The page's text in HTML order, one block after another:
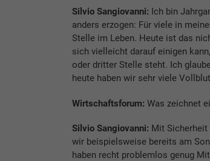
Silvio Sangiovanni: Ich bin
anders erzogen: Für viele in
Stelle im Leben. Heute ist das
sich vielleicht darauf einigen
oder dritter Stelle steht. Ich
heute haben wir sehr viele
Wirtschaftsforum: Was zeichnet
Silvio Sangiovanni: Mit
wir beispielsweise bereits am
haben recht problemlos genug